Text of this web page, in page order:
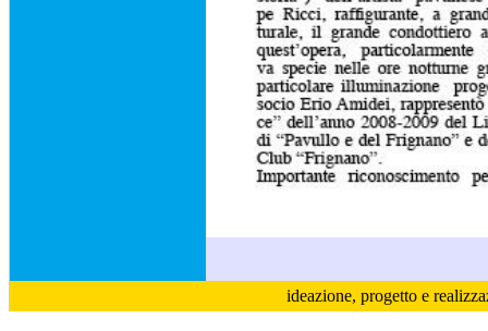
ideazione, progetto e